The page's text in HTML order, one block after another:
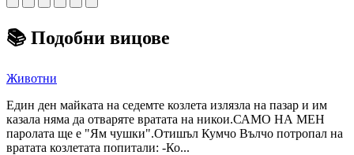
📚 Подобни вицове
Животни
Един ден майката на седемте козлета излязла на пазар и им
казала няма да отваряте вратата на никои.САМО НА МЕН
паролата ще е "Ям чушки".Отишъл Кумчо Вълчо потропал на
вратата козлетата попитали: -Ко...